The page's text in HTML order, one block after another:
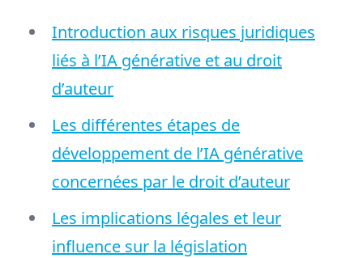
Introduction aux risques juridiques
liés à l’IA générative et au droit
d’auteur
Les différentes étapes de
développement de l’IA générative
concernées par le droit d’auteur
Les implications légales et leur
influence sur la législation